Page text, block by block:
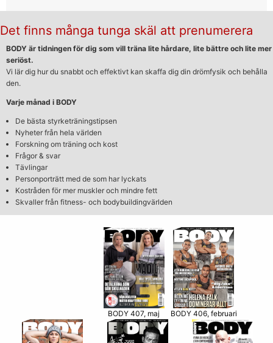
Det finns många tunga skäl att prenumerera
BODY är tidningen för dig som vill träna lite hårdare, lite bättre och lite mer
seriöst.
Vi lär dig hur du snabbt och effektivt kan skaffa dig din drömfysik och behålla
den.
Varje månad i BODY
De bästa styrketräningstipsen
Nyheter från hela världen
Forskning om träning och kost
Frågor & svar
Tävlingar
Personporträtt med de som har lyckats
Kostråden för mer muskler och mindre fett
Skvaller från fitness- och bodybuildingvärlden
BODY 407, maj BODY 406, februari